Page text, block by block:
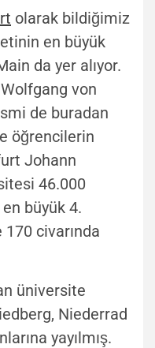
olarak bildiğimiz
en büyük
da yer alıyor.
von
de buradan
öğrencilerin
Johann
46.000
büyük 4.
civarında
üniversite
Niederrad
yayılmış.